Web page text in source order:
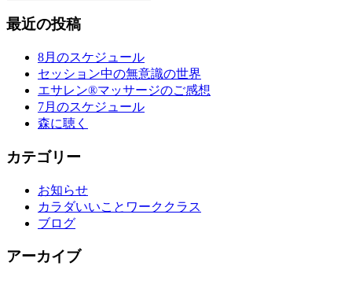
最近の投稿
8月のスケジュール
セッション中の無意識の世界
エサレン®︎マッサージのご感想
7月のスケジュール
森に聴く
カテゴリー
お知らせ
カラダいいことワーククラス
ブログ
アーカイブ